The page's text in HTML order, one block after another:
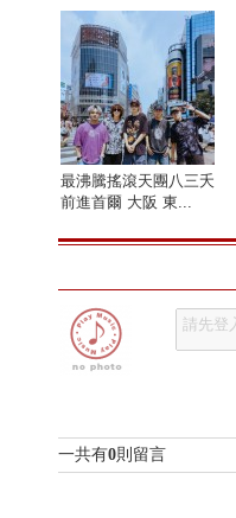
最沸騰搖滾天團八三夭
前進首爾 大阪 東...
一共有0則留言